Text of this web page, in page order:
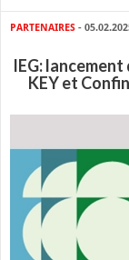
PARTENAIRES -
IEG:
KEY et